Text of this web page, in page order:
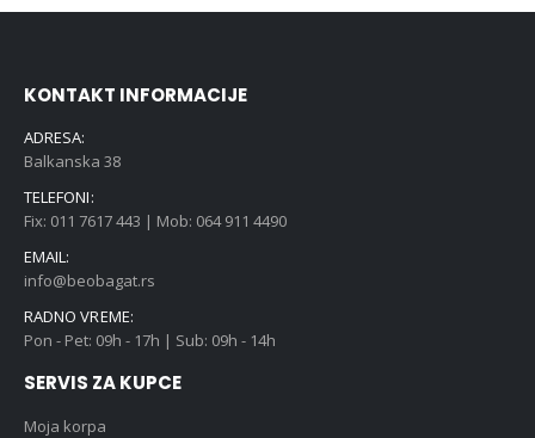
KONTAKT INFORMACIJE
ADRESA:
Balkanska 38
TELEFONI:
Fix: 011 7617 443 | Mob: 064 911 4490
EMAIL:
info@beobagat.rs
RADNO VREME:
Pon - Pet: 09h - 17h | Sub: 09h - 14h
SERVIS ZA KUPCE
Moja korpa